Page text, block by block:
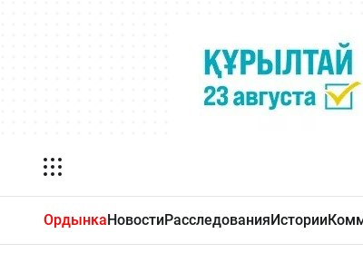
ОрдынкаНовостиРасследованияИстории